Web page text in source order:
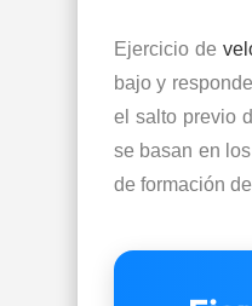
Reglas
Ejercicio de
bajo y
el salto previo
se basan en
de formación